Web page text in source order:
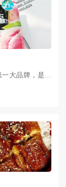
大品牌，是深
芋和果汁组成